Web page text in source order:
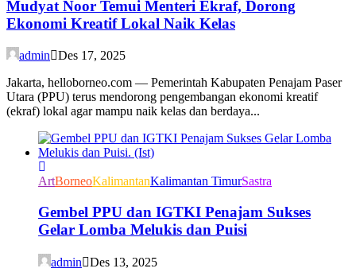
Mudyat Noor Temui Menteri Ekraf, Dorong
Ekonomi Kreatif Lokal Naik Kelas
admin
Des 17, 2025
Jakarta, helloborneo.com — Pemerintah Kabupaten Penajam Paser
Utara (PPU) terus mendorong pengembangan ekonomi kreatif
(ekraf) lokal agar mampu naik kelas dan berdaya...
ArtBorneoKalimantanKalimantan TimurSastra
Gembel PPU dan IGTKI Penajam Sukses
Gelar Lomba Melukis dan Puisi
admin Des 13, 2025